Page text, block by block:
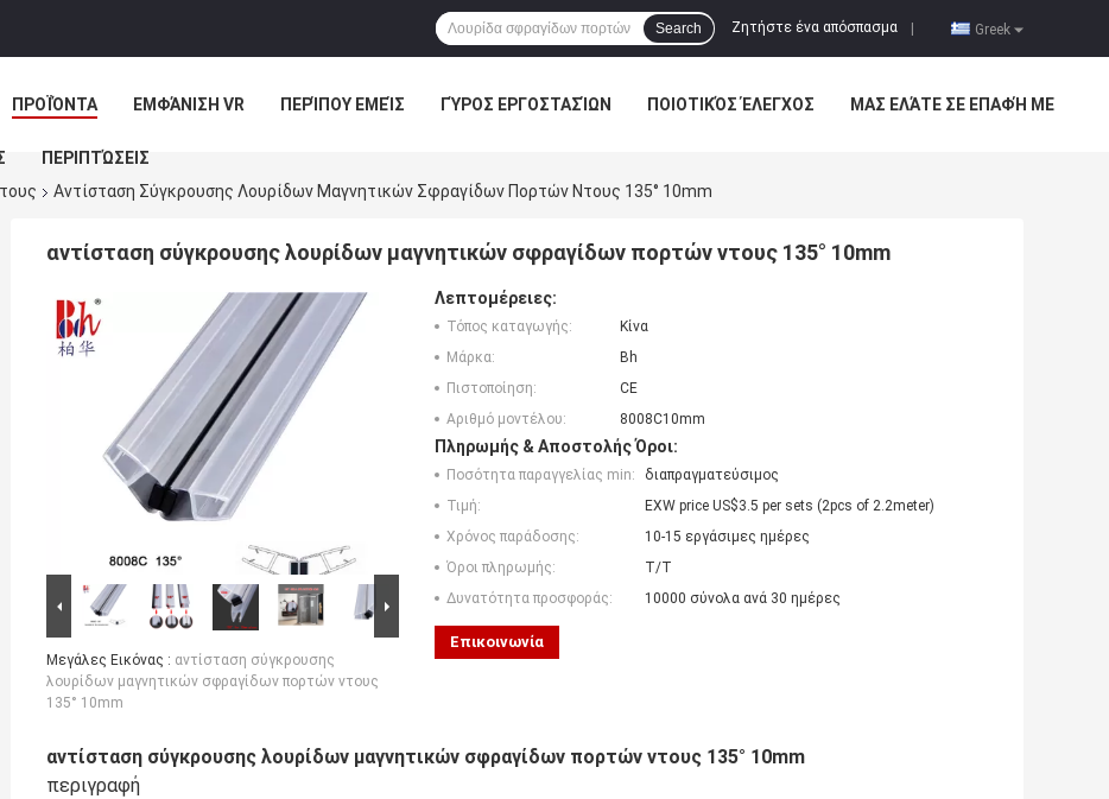
Greek
Ζητήστε ένα απόσπασμα
Search
ΠΡΟΪΌΝΤΑ ΕΜΦΆΝΙΣΗ VR ΠΕΡΊΠΟΥ ΕΜΕΊΣ ΓΎΡΟΣ ΕΡΓΟΣΤΑΣΊΩΝ ΠΟΙΟΤΙΚΌΣ ΈΛΕΓΧΟΣ ΜΑΣ ΕΛΆΤΕ ΣΕ ΕΠΑΦΉ ΜΕ
ΠΕΡΙΠΤΏΣΕΙΣ
Αντίσταση Σύγκρουσης Λουρίδων Μαγνητικών Σφραγίδων Πορτών Ντους 135° 10mm
αντίσταση σύγκρουσης λουρίδων μαγνητικών σφραγίδων πορτών ντους 135° 10mm
Μεγάλες Εικόνας : αντίσταση σύγκρουσης
λουρίδων μαγνητικών σφραγίδων πορτών ντους
135° 10mm
Λεπτομέρειες:
Τόπος καταγωγής:
Κίνα
Μάρκα:
Bh
Πιστοποίηση:
CE
Αριθμό μοντέλου:
8008C10mm
Πληρωμής & Αποστολής Όροι:
Ποσότητα παραγγελίας min:
διαπραγματεύσιμος
Τιμή:
EXW price US$3.5 per sets (2pcs of 2.2meter)
Χρόνος παράδοσης:
10-15 εργάσιμες ημέρες
Όροι πληρωμής:
T/T
Δυνατότητα προσφοράς:
10000 σύνολα ανά 30 ημέρες
Επικοινωνία
αντίσταση σύγκρουσης λουρίδων μαγνητικών σφραγίδων πορτών ντους 135° 10mm
περιγραφή